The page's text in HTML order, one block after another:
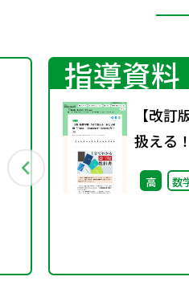
指導資料
【改訂
扱える
「Think
（
高 数